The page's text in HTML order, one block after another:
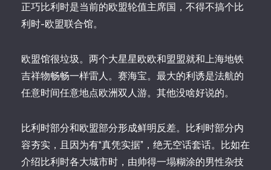
正巧比利时是当前的欧盟轮值主席国，不得不搞个比
利时-欧盟联合馆。
欧盟馆很垃圾。两个大星星欧欧和盟盟就和上海地铁
吉祥物畅畅一样雷人。赛海宝。最大的利诱是法航的
任意时间任意地点欧洲双人游。其他没啥好说的。
比利时部分和欧盟部分形成鲜明反差。比利时部分内
容夯实，且因为有“真凭实据”，绝无空话套话。比如在
介绍比利时各大城市时，由帅得一塌糊涂的男性杂技